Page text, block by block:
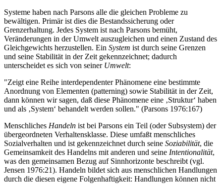
Systeme haben nach Parsons alle die gleichen Probleme zu
bewältigen. Primär ist dies die Bestandssicherung oder
Grenzerhaltung. Jedes System ist nach Parsons bemüht,
Veränderungen in der Umwelt auszugleichen und einen Zustand des
Gleichgewichts herzustellen. Ein System ist durch seine Grenzen
und seine Stabilität in der Zeit gekennzeichnet; dadurch
unterscheidet es sich von seiner Umwelt:
"Zeigt eine Reihe interdependenter Phänomene eine bestimmte
Anordnung von Elementen (patterning) sowie Stabilität in der Zeit,
dann können wir sagen, daß diese Phänomene eine ‚Struktur‘ haben
und als ‚System‘ behandelt werden sollen." (Parsons 1976:167)
Menschliches Handeln ist bei Parsons ein Teil (oder Subsystem) der
übergeordneten Verhaltensklasse. Diese umfaßt menschliches
Sozialverhalten und ist gekennzeichnet durch seine Soziabilität, die
Gemeinsamkeit des Handelns mit anderen und seine Intentionalität,
was den gemeinsamen Bezug auf Sinnhorizonte beschreibt (vgl.
Jensen 1976:21). Handeln bildet sich aus menschlichen Handlungen
durch die diesen eigene Folgenhaftigkeit: Handlungen können nicht